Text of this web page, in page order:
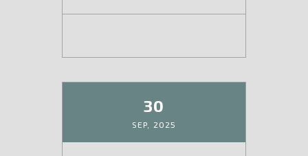
30
SEP, 2025